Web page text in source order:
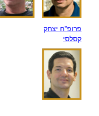
פרופ"ח יצחק
קסלסי